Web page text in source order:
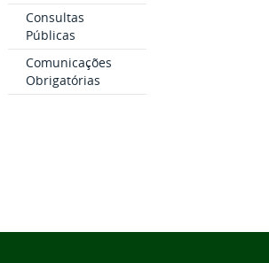
Consultas
Públicas
Comunicações
Obrigatórias